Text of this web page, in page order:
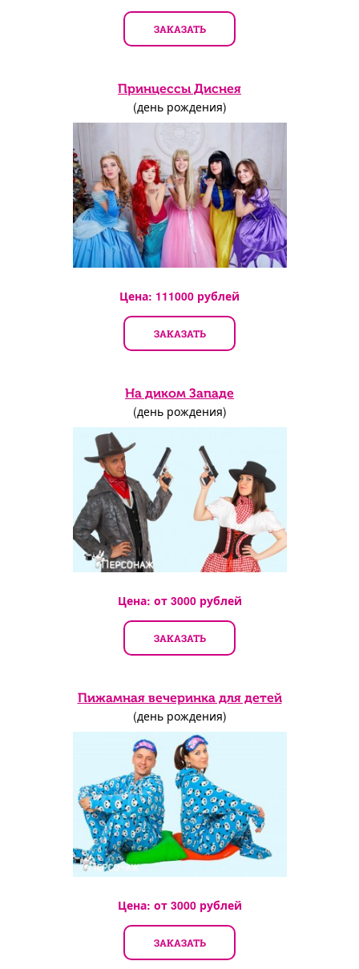
ЗАКАЗАТЬ
Принцессы Диснея
(день рождения)
Цена: 111000 рублей
ЗАКАЗАТЬ
На диком Западе
(день рождения)
Цена: от 3000рублей
ЗАКАЗАТЬ
Пижамная вечеринка для детей
(день рождения)
Цена: от 3000рублей
ЗАКАЗАТЬ